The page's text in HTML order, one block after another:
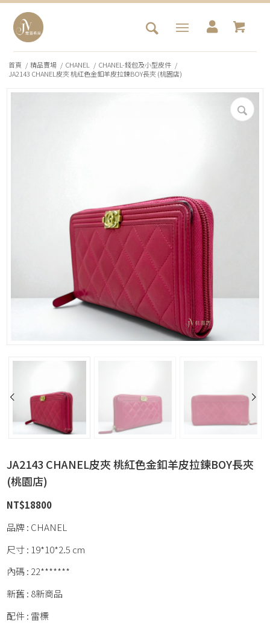
首頁 / 精品賣場 / CHANEL / CHANEL-錢包及小型皮件 /
JA2143 CHANEL皮夾 桃紅色金釦羊皮拉鍊BOY長夾 (桃園店)
JA2143 CHANEL皮夾 桃紅色金釦羊皮拉鍊BOY長夾
(桃園店)
NT$18800
品牌 : CHANEL
尺寸 : 19*10*2.5 cm
內碼 : 22*******
新舊 : 8新商品
配件 : 雷標